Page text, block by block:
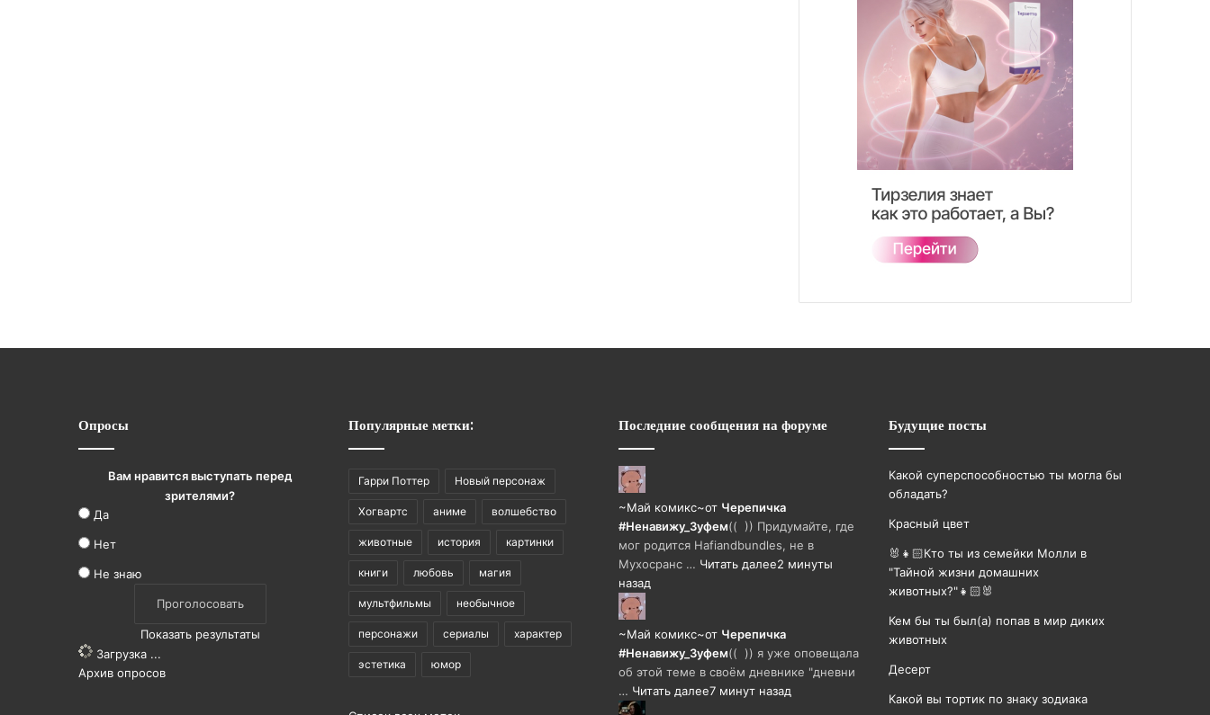
Опросы
Вам нравится выступать перед
зрителями?
Да
Нет
Не знаю
Показать результаты
Загрузка ...
Архив опросов
Популярные метки:
Гарри Поттер Новый персонаж
Хогвартс аниме волшебство
животные история картинки
книги любовь магия
мультфильмы необычное
персонажи сериалы характер
эстетика юмор
Последние сообщения на форуме
~Май комикс~от Черепичка
#Ненавижу_Зуфем(( )) Придумайте, где
мог родится Hafiandbundles, не в
Мухосранс … Читать далее2 минуты
назад
~Май комикс~от Черепичка
#Ненавижу_Зуфем(( )) я уже оповещала
об этой теме в своём дневнике "дневни
… Читать далее7 минут назад
Будущие посты
Какой суперспособностью ты могла бы
обладать?
Красный цвет
🐰👧🏻Кто ты из семейки Молли в
"Тайной жизни домашних
животных?"👧🏻🐰
Кем бы ты был(а) попав в мир диких
животных
Десерт
Какой вы тортик по знаку зодиака